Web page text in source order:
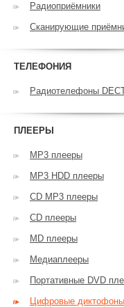
Радиоприёмники
Сканирующие
ТЕЛЕФОНИЯ
Радиотелефоны
ПЛЕЕРЫ
MP3 плееры
MP3 HDD плееры
CD MP3 плееры
CD плееры
MD плееры
Медиаплееры
Портативные DVD
Цифровые диктофоны